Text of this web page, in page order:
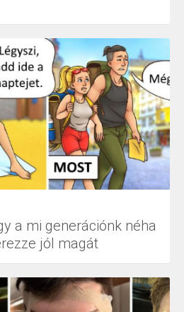
a mi generációnk néha
jól magát